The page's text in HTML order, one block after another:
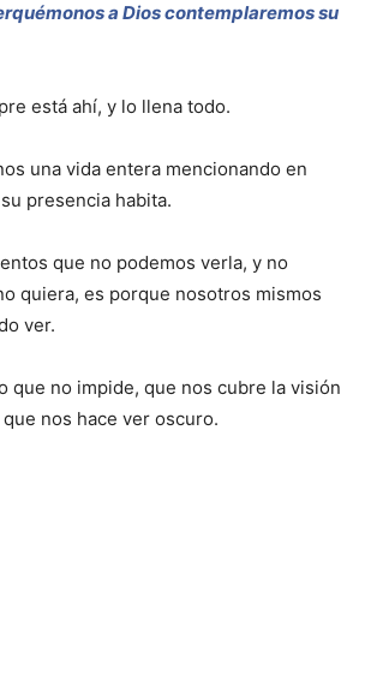
a Dios contemplaremos su
está ahí, y lo llena todo.
una vida entera mencionando en
presencia habita.
que no podemos verla, y no
quiera, es porque nosotros mismos
ver.
que no impide, que nos cubre la visión
nos hace ver oscuro.